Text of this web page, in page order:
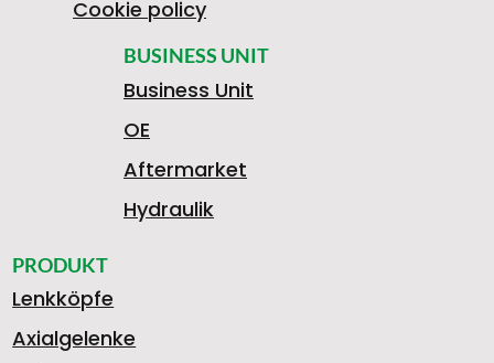
BUSINESS UNIT
Business Unit
OE
Aftermarket
Hydraulik
PRODUKT
Lenkköpfe
Axialgelenke
Cookie policy